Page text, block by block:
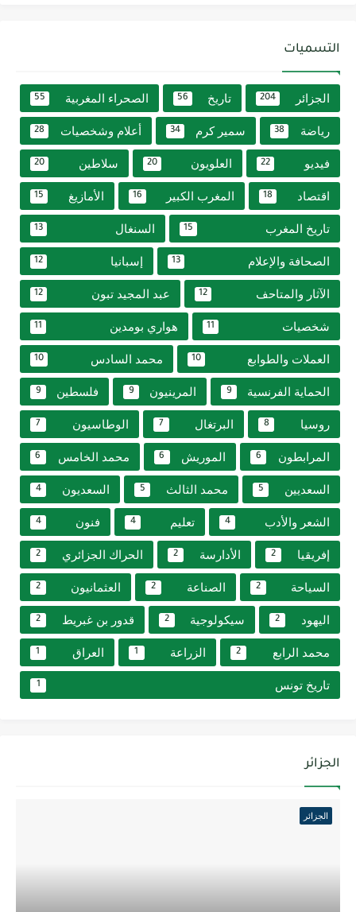
التسميات
الجزائر 204 تاريخ 56 الصحراء المغربية 55
رياضة 38 سمير كرم 34 أعلام وشخصيات 28
فيديو 22 العلويون 20 سلاطين 20
اقتصاد 18 المغرب الكبير 16 الأمازيغ 15
تاريخ المغرب 15 السنغال 13
الصحافة والإعلام 13 إسبانيا 12
الآثار والمتاحف 12 عبد المجيد تبون 12
شخصيات 11 هواري بومدين 11
العملات والطوابع 10 محمد السادس 10
الحماية الفرنسية 9 المرينيون 9 فلسطين 9
روسيا 8 البرتغال 7 الوطاسيون 7
المرابطون 6 الموريش 6 محمد الخامس 6
السعديين 5 محمد الثالث 5 السعديون 4
الشعر والأدب 4 تعليم 4 فنون 4
إفريقيا 2 الأدارسة 2 الحراك الجزائري 2
السياحة 2 الصناعة 2 العثمانيون 2
اليهود 2 سيكولوجية 2 قدور بن غبريط 2
محمد الرابع 2 الزراعة 1 العراق 1
تاريخ تونس 1
الجزائر
الجزائر